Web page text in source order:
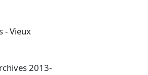
- Vieux
2013-